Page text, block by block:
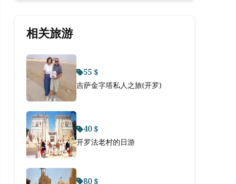
相关旅游
55 $
吉萨金字塔私人之旅(开罗)
40 $
开罗法老村的日游
80 $